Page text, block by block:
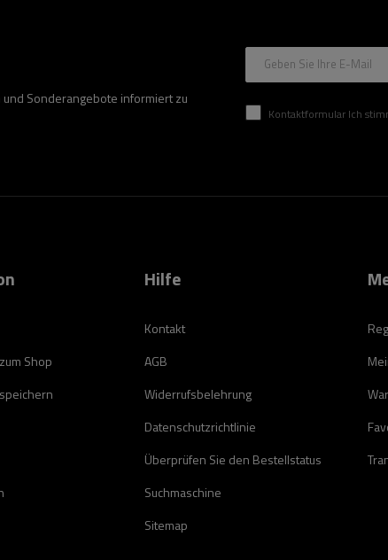
Sonderangebote informiert zu
Geben Sie Ihre E-Mail
Kontaktformular Ich stimme der
Shop
Hilfe
Kontakt
AGB
Widerrufsbelehrung
Datenschutzrichtlinie
Überprüfen Sie den Bestellstatus
Suchmaschine
Sitemap